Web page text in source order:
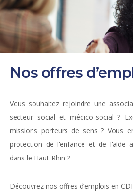
Nos offres
Vous souhaitez rejoindre une
secteur social et médico-social ?
missions porteurs de sens ? Vous
protection de l’enfance et de l’aide
dans le Haut-Rhin ?
Découvrez nos offres d’emplois en